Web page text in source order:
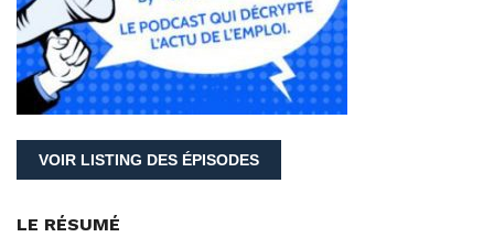
VOIR LISTING DES ÉPISODES
LE RÉSUMÉ